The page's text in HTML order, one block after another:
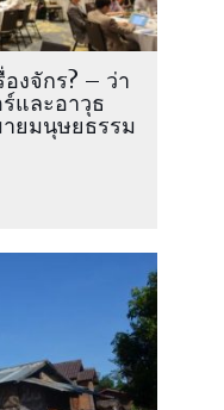
งจักร? – ว่า
และอาวุธ
ยมนุษยธรรม